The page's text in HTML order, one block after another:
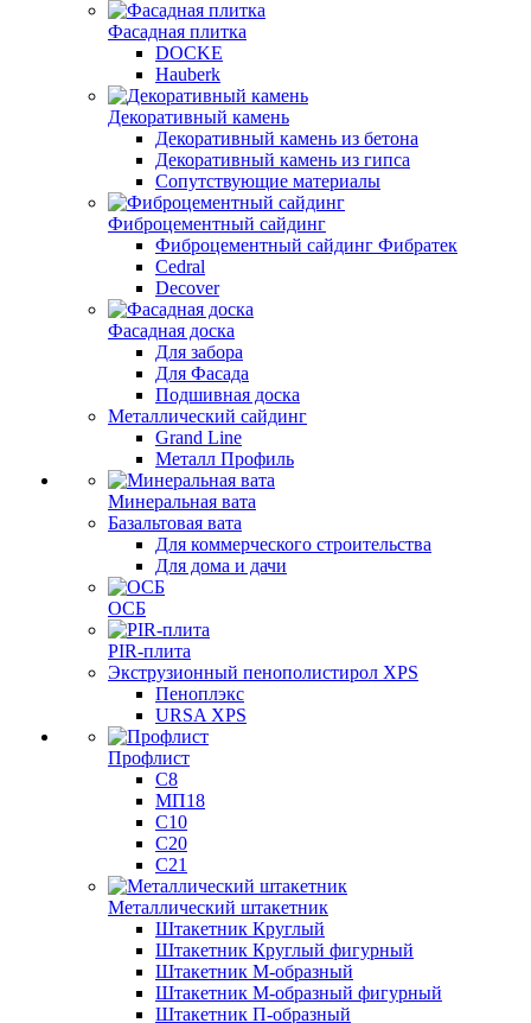
Фасадная плитка
DOCKE
Hauberk
Декоративный камень
Декоративный камень из бетона
Декоративный камень из гипса
Сопутствующие материалы
Фиброцементный сайдинг
Фиброцементный сайдинг Фибратек
Cedral
Decover
Фасадная доска
Для забора
Для Фасада
Подшивная доска
Металлический сайдинг
Grand Line
Металл Профиль
Минеральная вата
Базальтовая вата
Для коммерческого строительства
Для дома и дачи
ОСБ
PIR-плита
Экструзионный пенополистирол XPS
Пеноплэкс
URSA XPS
Профлист
С8
МП18
С10
С20
С21
Металлический штакетник
Штакетник Круглый
Штакетник Круглый фигурный
Штакетник М-образный
Штакетник М-образный фигурный
Штакетник П-образный